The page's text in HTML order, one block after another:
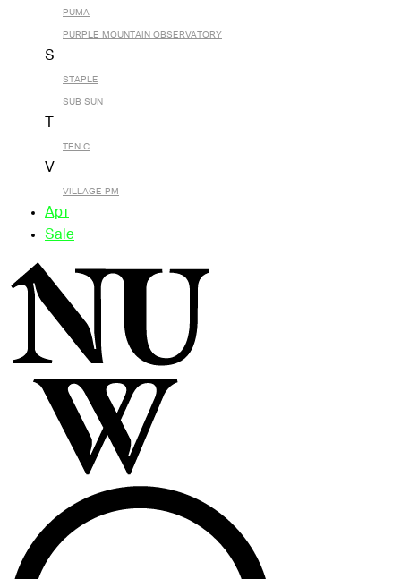
PUMA
PURPLE MOUNTAIN OBSERVATORY
S
STAPLE
SUB SUN
TEN C
V
VILLAGE PM
Арт
Sale